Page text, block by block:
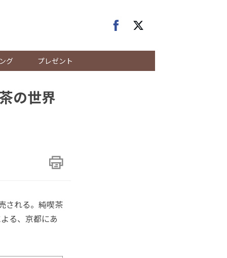
グ プレゼント
の世界
される。純喫茶
る、京都にあ